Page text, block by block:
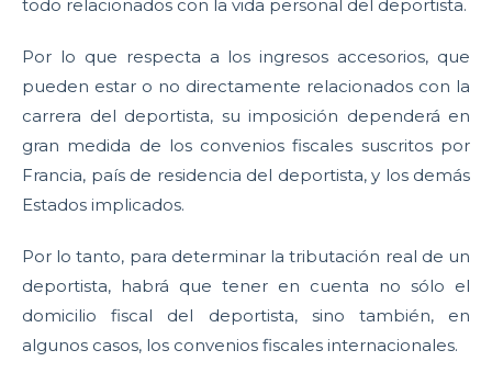
todo relacionados con la vida personal del deportista.
Por lo que respecta a los ingresos accesorios, que
pueden estar o no directamente relacionados con la
carrera del deportista, su imposición dependerá en
gran medida de los convenios fiscales suscritos por
Francia, país de residencia del deportista, y los demás
Estados implicados.
Por lo tanto, para determinar la tributación real de un
deportista, habrá que tener en cuenta no sólo el
domicilio fiscal del deportista, sino también, en
algunos casos, los convenios fiscales internacionales.